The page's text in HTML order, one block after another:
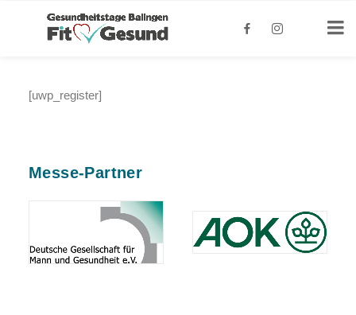
[uwp_register]
Messe-Partner